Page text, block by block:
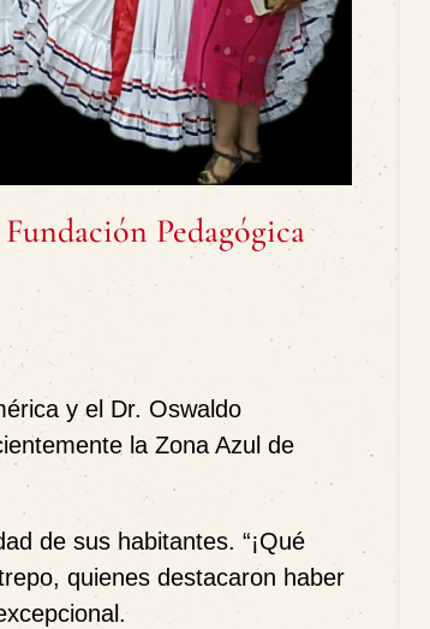
Pedagógica
y el Dr. Oswaldo
la Zona Azul de
de sus habitantes. “¡Qué
quienes destacaron haber